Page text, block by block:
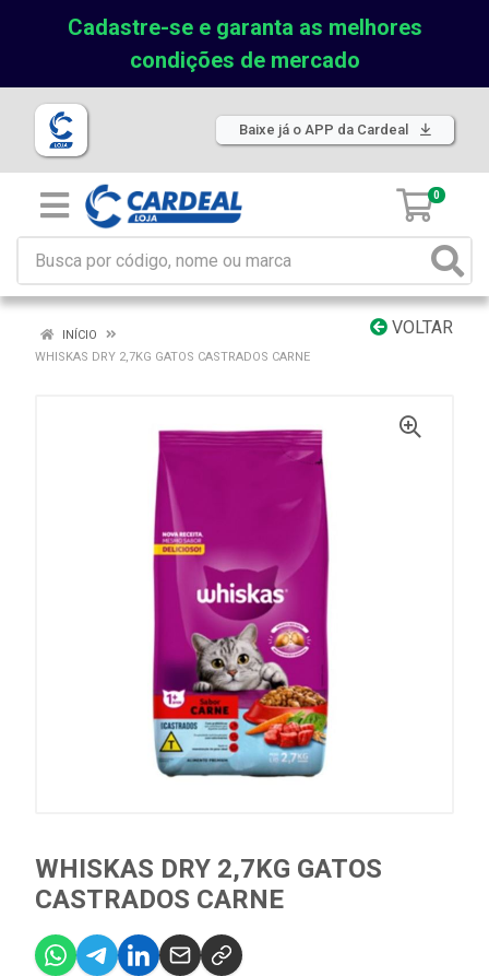
Cadastre-se e garanta as melhores
condições de mercado
Baixe já o APP da Cardeal
0
VOLTAR
INÍCIO
WHISKAS DRY 2,7KG GATOS CASTRADOS CARNE
WHISKAS DRY 2,7KG GATOS
CASTRADOS CARNE